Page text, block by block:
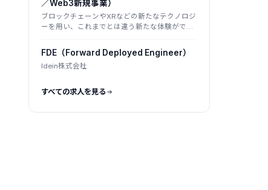
／Web3新規事業）
ブロックチェーンやXRなどの新たなテクノロジ
ーを用い、これまでとは違う新たな体験ができ
エイティブカンパニー
FDE（Forward Deployed Engineer）
Idein株式会社
すべての求人を見る